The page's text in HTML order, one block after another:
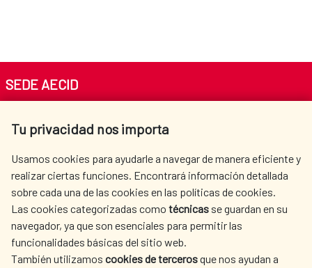
Tu privacidad nos importa
Usamos cookies para ayudarle a navegar de manera eficiente y
realizar ciertas funciones. Encontrará información detallada
sobre cada una de las cookies en las políticas de cookies.
Las cookies categorizadas como técnicas se guardan en su
navegador, ya que son esenciales para permitir las
funcionalidades básicas del sitio web.
También utilizamos cookies de tercerosque nos ayudan a
SEDE AECID
Tel. +34 900 20 30 54​​​​​​​
AECID
WHERE DO WE COOPERATE?
SPANISH HUMANITARIAN
ACTION
PRESS ROOM
CULTURE AND SCIENCE LIBRARY